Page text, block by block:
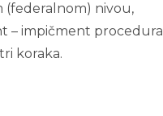
(federalnom) nivou,
– impičment procedura
koraka.